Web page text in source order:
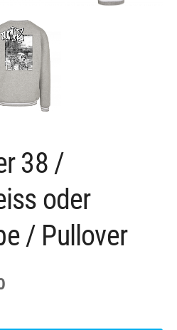
38 /
oder
/ Pullover